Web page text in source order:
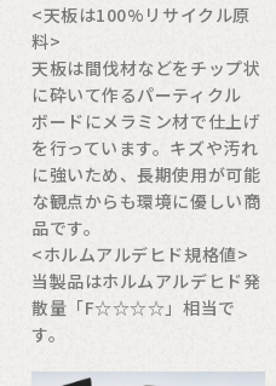
<天板は100%リサイクル原
料>
天板は間伐材などをチップ状
に砕いて作るパーティクル
ボードにメラミン材で仕上げ
を行っています。キズや汚れ
に強いため、長期使用が可能
な観点からも環境に優しい商
品です。
<ホルムアルデヒド規格値>
当製品はホルムアルデヒド発
散量「F☆☆☆☆」相当で
す。